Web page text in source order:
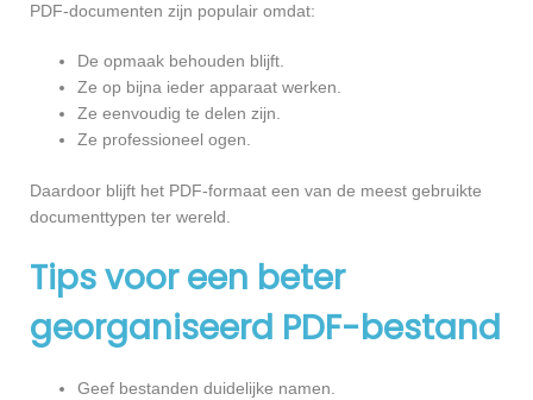
PDF-documenten zijn populair omdat:
De opmaak behouden blijft.
Ze op bijna ieder apparaat werken.
Ze eenvoudig te delen zijn.
Ze professioneel ogen.
Daardoor blijft het PDF-formaat een van de meest gebruikte
documenttypen ter wereld.
Tips voor een beter
georganiseerd PDF-bestand
Geef bestanden duidelijke namen.